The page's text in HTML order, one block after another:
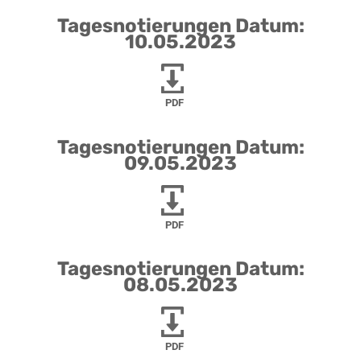
Tagesnotierungen Datum:
10.05.2023
PDF
Tagesnotierungen Datum:
09.05.2023
PDF
Tagesnotierungen Datum:
08.05.2023
PDF